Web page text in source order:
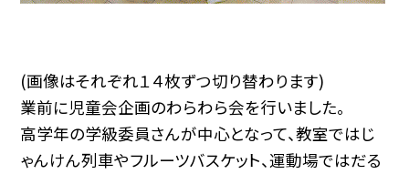
(画像はそれぞれ１４枚ずつ切り替わります)
業前に児童会企画のわらわら会を行いました。
高学年の学級委員さんが中心となって、教室ではじ
ゃんけん列車やフルーツバスケット、運動場ではだる